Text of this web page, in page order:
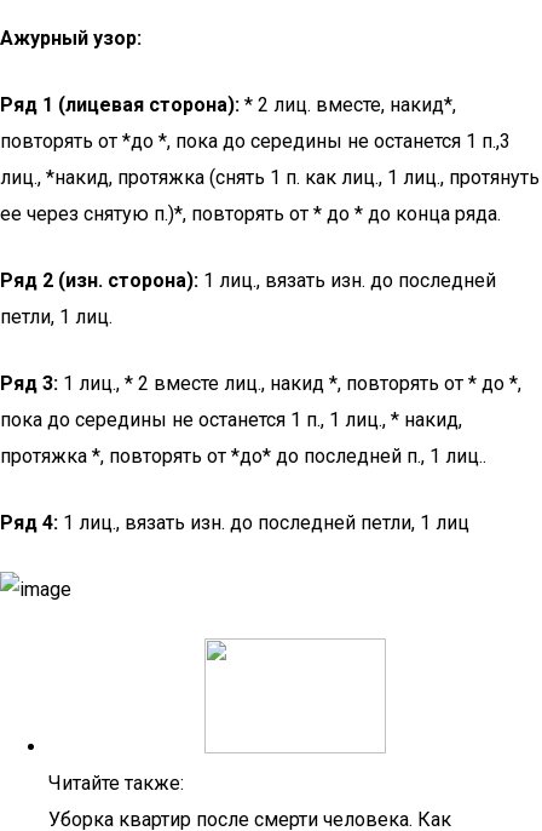
Ажурный узор:
Ряд 1 (лицевая сторона): * 2 лиц. вместе, накид*,
повторять от *до *, пока до середины не останется 1 п.,3
лиц., *накид, протяжка (снять 1 п. как лиц., 1 лиц., протянуть
ее через снятую п.)*, повторять от * до * до конца ряда.
Ряд 2 (изн. сторона): 1 лиц., вязать изн. до последней
петли, 1 лиц.
Ряд 3: 1 лиц., * 2 вместе лиц., накид *, повторять от * до *,
пока до середины не останется 1 п., 1 лиц., * накид,
протяжка *, повторять от *до* до последней п., 1 лиц..
Ряд 4: 1 лиц., вязать изн. до последней петли, 1 лиц
Читайте также:
Уборка квартир после смерти человека. Как